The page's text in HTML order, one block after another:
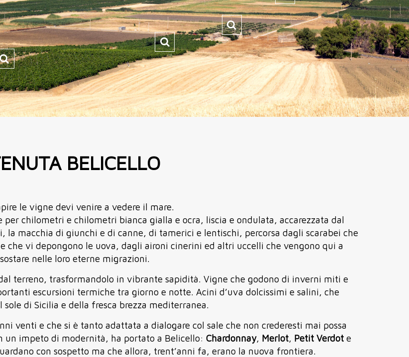
BELICELLO
le vigne devi venire a vedere il mare.
per chilometri e chilometri bianca gialla e ocra, liscia e ondulata, accarezzata dal
macchia di giunchi e di canne, di tamerici e lentischi, percorsa dagli scarabei che
che vi depongono le uova, dagli aironi cinerini ed altri uccelli che vengono qui a
sostare nelle loro eterne migrazioni.
terreno, trasformandolo in vibrante sapidità. Vigne che godono di inverni miti e
escursioni termiche tra giorno e notte. Acini d’uva dolcissimi e salini, che
sole di Sicilia e della fresca brezza mediterranea.
venti e che si è tanto adattata a dialogare col sale che non crederesti mai possa
un impeto di modernità, ha portato a Belicello: Chardonnay, Merlot, Petit Verdote
con sospetto ma che allora, trent’anni fa, erano la nuova frontiera.